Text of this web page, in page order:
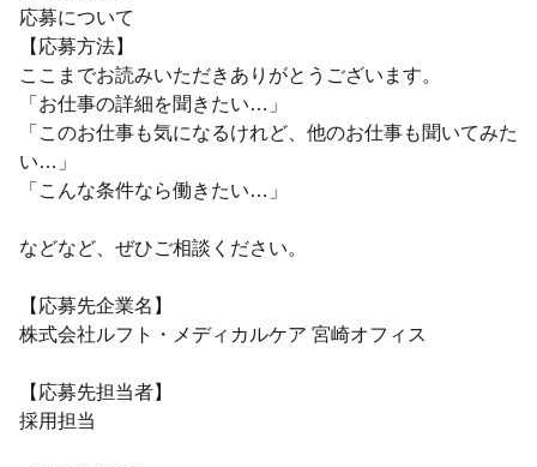
応募について
【応募方法】
ここまでお読みいただきありがとうございます。
「お仕事の詳細を聞きたい…」
「このお仕事も気になるけれど、他のお仕事も聞いてみた
い…」
「こんな条件なら働きたい…」
などなど、ぜひご相談ください。
【応募先企業名】
株式会社ルフト・メディカルケア 宮崎オフィス
【応募先担当者】
採用担当